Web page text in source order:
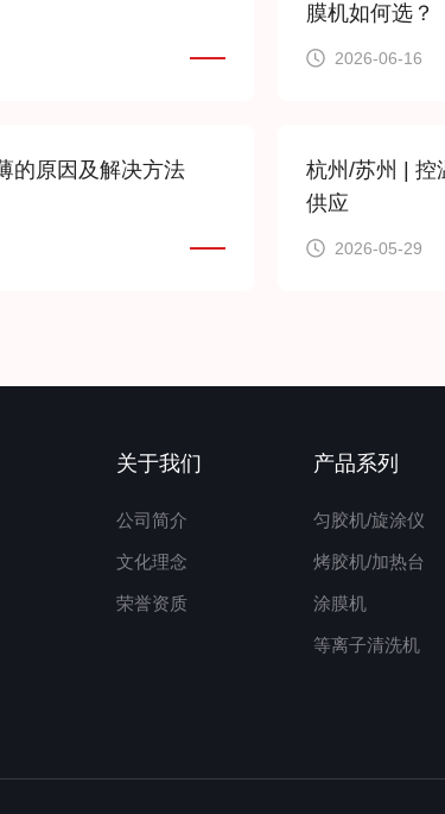
膜机如何选？
2026-06-16
的原因及解决方法
杭州/苏州 | 控
供应
2026-05-29
关于我们
公司简介
文化理念
荣誉资质
产品系列
匀胶机/旋涂仪
烤胶机/加热台
涂膜机
等离子清洗机